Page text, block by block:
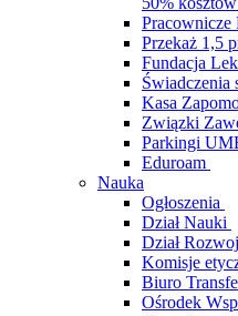
Pracownicze
Przekaż 1,5
Fundacja
Świadczenia
Kasa
Związki
Parkingi
Eduroam
Nauka
Ogłoszenia
Dział Nauki
Dział
Komisje
Biuro
Ośrodek